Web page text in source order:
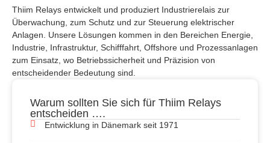
Warum sollten Sie sich für Thiim Relays
entscheiden ….
Entwicklung in Dänemark seit 1971
Thiim Relays entwickelt und produziert Industrierelais zur
Überwachung, zum Schutz und zur Steuerung elektrischer
Anlagen. Unsere Lösungen kommen in den Bereichen Energie,
Industrie, Infrastruktur, Schifffahrt, Offshore und Prozessanlagen
zum Einsatz, wo Betriebssicherheit und Präzision von
entscheidender Bedeutung sind.